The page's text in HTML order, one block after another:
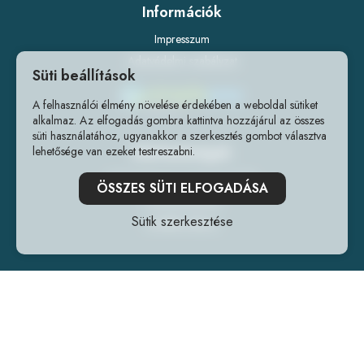
Süti beállítások
A felhasználói élmény növelése érdekében a weboldal sütiket
alkalmaz. Az elfogadás gombra kattintva hozzájárul az összes
süti használatához, ugyanakkor a szerkesztés gombot választva
lehetősége van ezeket testreszabni.
ÖSSZES SÜTI ELFOGADÁSA
Sütik szerkesztése
Információk
Impresszum
Elérhetőségek
1141 Budapest, Fogarasi út 218.
+36202240241
info@forrlab.hu